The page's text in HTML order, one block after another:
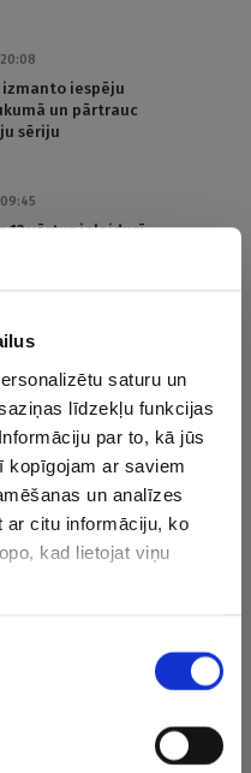
saturu un
līdzekļu funkcijas
par to, kā jūs
kopīgojam ar saviem
un analīzes
ar citu informāciju, ko
kad lietojat viņu
izmanto iespēju
un pārtrauc
sēriju
12 vārtus ielaidusī
ielaiž pirmā, bet pret
dominē turpinājumā
mikslis – “Tukums 2000”
izcīna pirmās uzvaras
cīņā pieveic
“Audai” sausā uzvara pār